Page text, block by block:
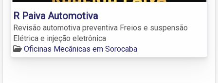
R Paiva Automotiva
Revisão automotiva preventiva Freios e suspensão
Elétrica e injeção eletrônica
Oficinas Mecânicas em Sorocaba